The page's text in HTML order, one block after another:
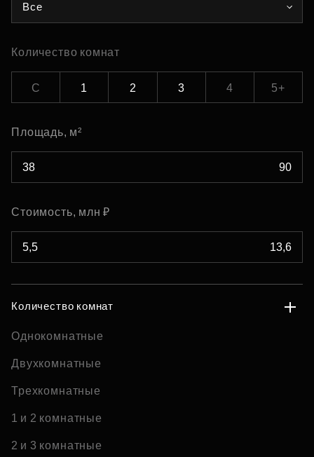
Все
Количество комнат
С 1 2 3 4 5+
Площадь, м²
Стоимость, млн ₽
Количество комнат
Однокомнатные
Двухкомнатные
Трехкомнатные
1 и 2 комнатные
2 и 3 комнатные